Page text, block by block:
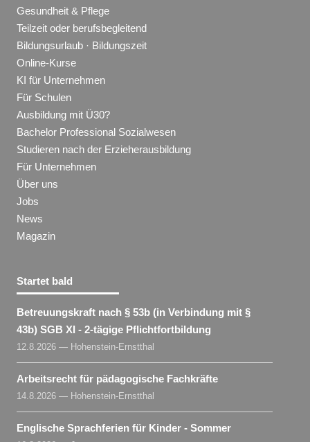
Gesundheit & Pflege
Teilzeit oder berufsbegleitend
Bildungsurlaub · Bildungszeit
Online-Kurse
KI für Unternehmen
Für Schulen
Ausbildung mit Ü30?
Bachelor Professional Sozialwesen
Studieren nach der Erzieherausbildung
Für Unternehmen
Über uns
Jobs
News
Magazin
Startet bald
Betreuungskraft nach § 53b (in Verbindung mit §
43b) SGB XI - 2-tägige Pflichtfortbildung
12.8.2026 — Hohenstein-Ernstthal
Arbeitsrecht für pädagogische Fachkräfte
14.8.2026 — Hohenstein-Ernstthal
Englische Sprachferien für Kinder - Sommer